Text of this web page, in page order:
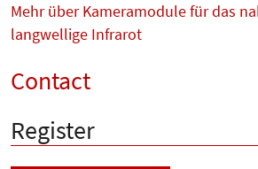
Mehr über Kameramodule für das
langwellige Infrarot
Contact
Register